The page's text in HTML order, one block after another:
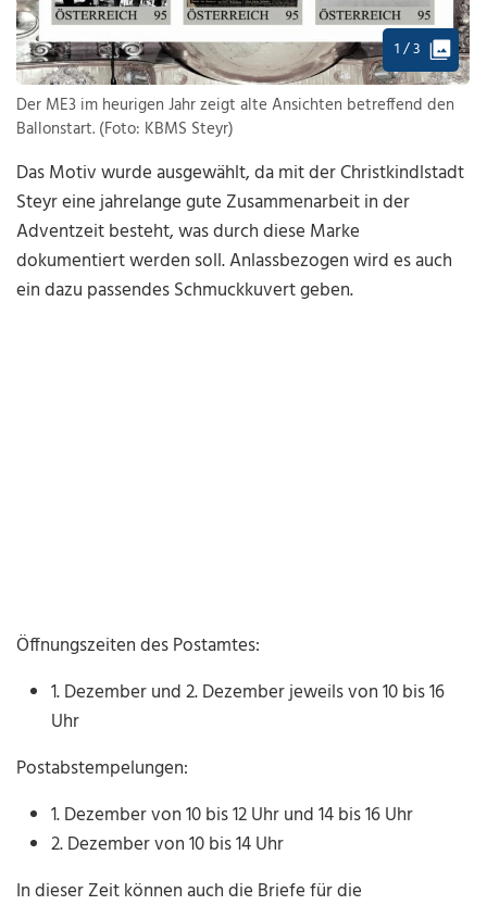
1 / 3
Der ME3 im heurigen Jahr zeigt alte Ansichten betreffend den
Ballonstart. (Foto: KBMS Steyr)
Das Motiv wurde ausgewählt, da mit der Christkindlstadt
Steyr eine jahrelange gute Zusammenarbeit in der
Adventzeit besteht, was durch diese Marke
dokumentiert werden soll. Anlassbezogen wird es auch
ein dazu passendes Schmuckkuvert geben.
Öffnungszeiten des Postamtes:
1. Dezember und 2. Dezember jeweils von 10 bis 16
Uhr
Postabstempelungen:
1. Dezember von 10 bis 12 Uhr und 14 bis 16 Uhr
2. Dezember von 10 bis 14 Uhr
In dieser Zeit können auch die Briefe für die